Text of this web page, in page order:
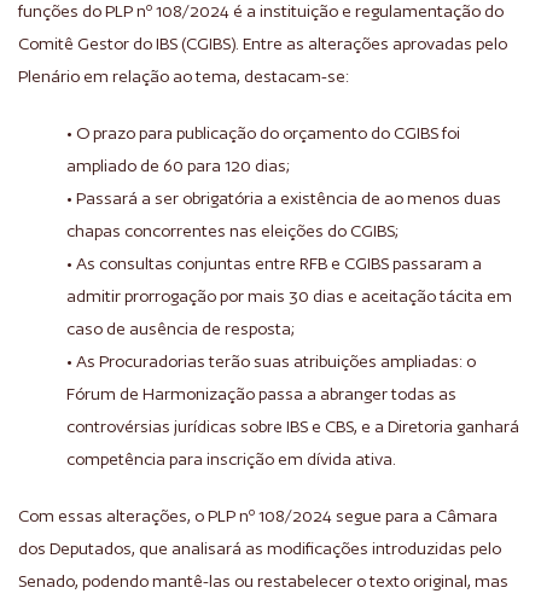
funções do PLP nº 108/2024 é a instituição e regulamentação do
Comitê Gestor do IBS (CGIBS). Entre as alterações aprovadas pelo
Plenário em relação ao tema, destacam-se:
• O prazo para publicação do orçamento do CGIBS foi
ampliado de 60 para 120 dias;
• Passará a ser obrigatória a existência de ao menos duas
chapas concorrentes nas eleições do CGIBS;
• As consultas conjuntas entre RFB e CGIBS passaram a
admitir prorrogação por mais 30 dias e aceitação tácita em
caso de ausência de resposta;
• As Procuradorias terão suas atribuições ampliadas: o
Fórum de Harmonização passa a abranger todas as
controvérsias jurídicas sobre IBS e CBS, e a Diretoria ganhará
competência para inscrição em dívida ativa.
Com essas alterações, o PLP nº 108/2024 segue para a Câmara
dos Deputados, que analisará as modificações introduzidas pelo
Senado, podendo mantê-las ou restabelecer o texto original, mas